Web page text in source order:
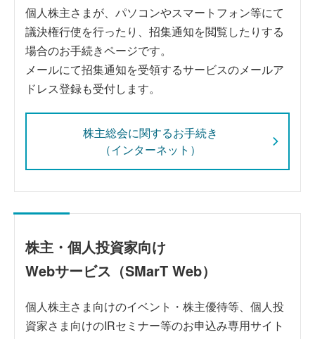
個人株主さまが、パソコンやスマートフォン等にて
議決権行使を行ったり、招集通知を閲覧したりする
場合のお手続きページです。
メールにて招集通知を受領するサービスのメールア
ドレス登録も受付します。
株主総会に関するお手続き
（インターネット）
株主 ・個人投資家向け
Webサービス（SMarT Web）
個人株主さま向けのイベント・株主優待等、個人投
資家さま向けのIRセミナー等のお申込み専用サイト